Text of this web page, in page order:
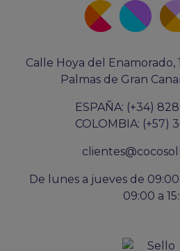
Calle Hoya del Enamorado,
Palmas de Gran
ESPAÑA: (+34)
COLOMBIA: (+57)
De lunes a jueves de
09:00 a